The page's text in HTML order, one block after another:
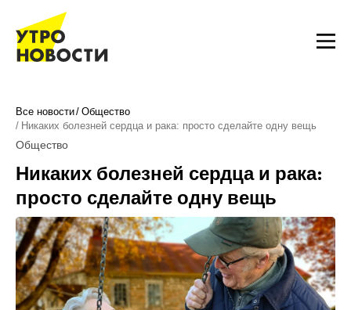
Все новости Общество
Никаких болезней сердца и рака: просто сделайте одну вещь
Общество
Никаких болезней сердца и рака:
просто сделайте одну вещь